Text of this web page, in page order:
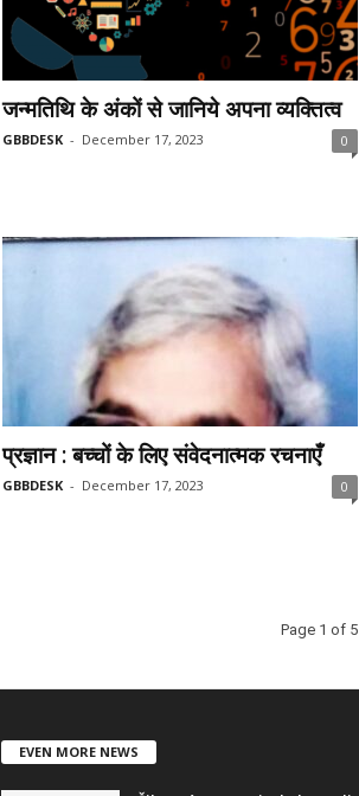
जन्मतिथि के अंकों से जानिये अपना व्यक्तित्व
GBBDESK - December 17, 2023 0
प्रज्ञान : बच्चों के लिए संवेदनात्मक रचनाएँ
GBBDESK - December 17, 2023 0
Page 1 of 5
EVEN MORE NEWS